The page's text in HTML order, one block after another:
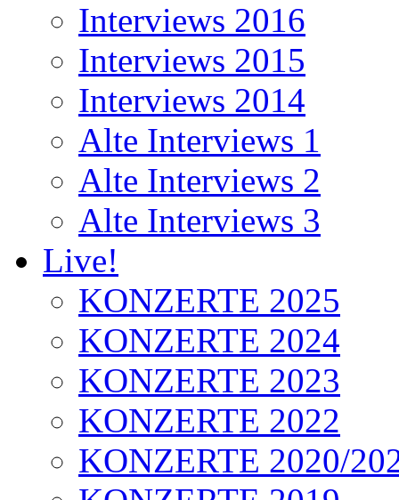
Interviews 2016
Interviews 2015
Interviews 2014
Alte Interviews 1
Alte Interviews 2
Alte Interviews 3
Live!
KONZERTE 2025
KONZERTE 2024
KONZERTE 2023
KONZERTE 2022
KONZERTE 2020/